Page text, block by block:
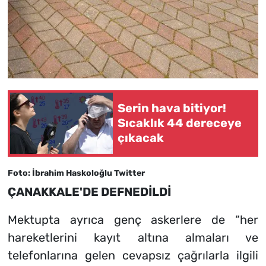
Serin hava bitiyor!
Sıcaklık 44 dereceye
çıkacak
Foto: İbrahim Haskoloğlu Twitter
ÇANAKKALE'DE DEFNEDİLDİ
Mektupta ayrıca genç askerlere de “her
hareketlerini kayıt altına almaları ve
telefonlarına gelen cevapsız çağrılarla ilgili